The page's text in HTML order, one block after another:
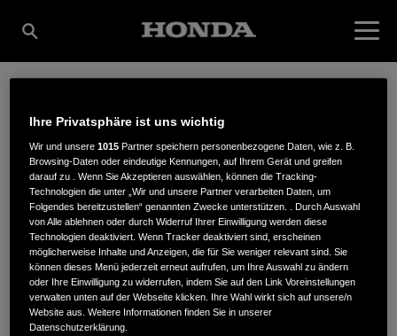
STAVERMANN GMBH -
KÄRCHER CENTER
MÜNSTER
Königsberger Straße 262
Ihre Privatsphäre ist uns wichtig
Wir und unsere1015 Partner speichern personenbezogene Daten, wie z. B.
Browsing-Daten oder eindeutige Kennungen, auf Ihrem Gerät und greifen
darauf zu . Wenn Sie Akzeptieren auswählen, können die Tracking-
Technologien die unter „Wir und unsere Partner verarbeiten Daten, um
Folgendes bereitzustellen“ genannten Zwecke unterstützen. . Durch Auswahl
von Alle ablehnen oder durch Widerruf Ihrer Einwilligung werden diese
Technologien deaktiviert. Wenn Tracker deaktiviert sind, erscheinen
möglicherweise Inhalte und Anzeigen, die für Sie weniger relevant sind. Sie
können dieses Menü jederzeit erneut aufrufen, um Ihre Auswahl zu ändern
oder Ihre Einwilligung zu widerrufen, indem Sie auf den Link Voreinstellungen
verwalten unten auf der Webseite klicken. Ihre Wahl wirkt sich auf unsere/n
Website aus. Weitere Informationen finden Sie in unserer
Datenschutzerklärung.